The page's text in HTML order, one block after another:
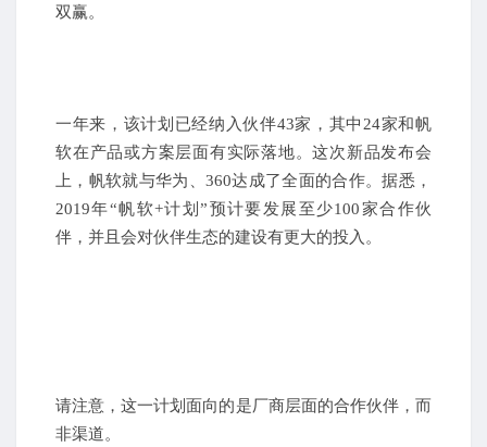
双赢。
一年来，该计划已经纳入伙伴43家，其中24家和帆
软在产品或方案层面有实际落地。这次新品发布会
上，帆软就与华为、360达成了全面的合作。据悉，
2019年“帆软+计划”预计要发展至少100家合作伙
伴，并且会对伙伴生态的建设有更大的投入。
请注意，这一计划面向的是厂商层面的合作伙伴，而
非渠道。